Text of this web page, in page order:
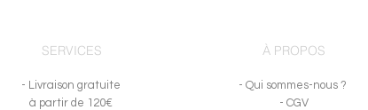
SERVICES
- Livraison gratuite
à partir de 120€
À PROPOS
- Qui sommes-nous ?
- CGV